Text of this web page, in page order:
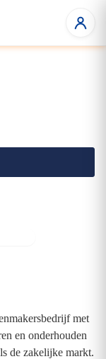
met
en onderhouden
de zakelijke markt.